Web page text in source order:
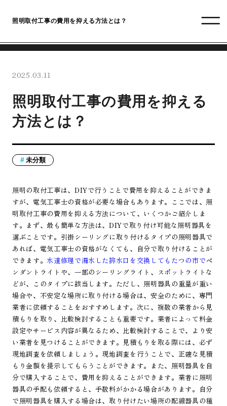
照明取付工事の費用を抑える方法とは？
2025.03.11
照明取付工事の費用を抑える
方法とは？
未分類
照明の取付工事は、DIYで行うことで費用を抑えることができま
すが、電気工事士の資格が必要な場合もあります。ここでは、照
明取付工事の費用を抑える方法について、いくつかご紹介しま
す。まず、最も簡単な方法は、DIYで取り付け可能な照明器具を
選ぶことです。引掛シーリングに取り付けるタイプの照明器具で
あれば、電気工事士の資格がなくても、自分で取り付けることが
できます。 水道修理で漏水した排水口を交換してもたつの市でペ
ンダントライトや、一部のシーリングライト、スポットライトな
どが、このタイプに該当します。ただし、照明器具の重量が重い
場合や、不安定な場所に取り付ける場合は、安全のために、専門
業者に依頼することをおすすめします。次に、複数の業者から見
積もりを取り、比較検討することも重要です。業者によって料金
設定やサービス内容が異なるため、比較検討することで、より安
い業者を見つけることができます。見積もりを取る際には、必ず
現地調査を依頼しましょう。現地調査を行うことで、正確な見積
もり金額を提示してもらうことができます。また、照明器具を自
分で購入することで、費用を抑えることができます。業者に照明
器具の手配も依頼すると、手数料がかかる場合があります。自分
で照明器具を購入する場合は、取り付けたい場所の配線器具の種